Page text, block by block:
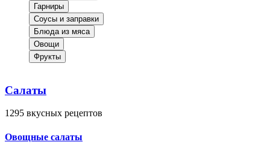
Гарниры
Соусы и заправки
Блюда из мяса
Овощи
Фрукты
Салаты
1295 вкусных рецептов
Овощные салаты